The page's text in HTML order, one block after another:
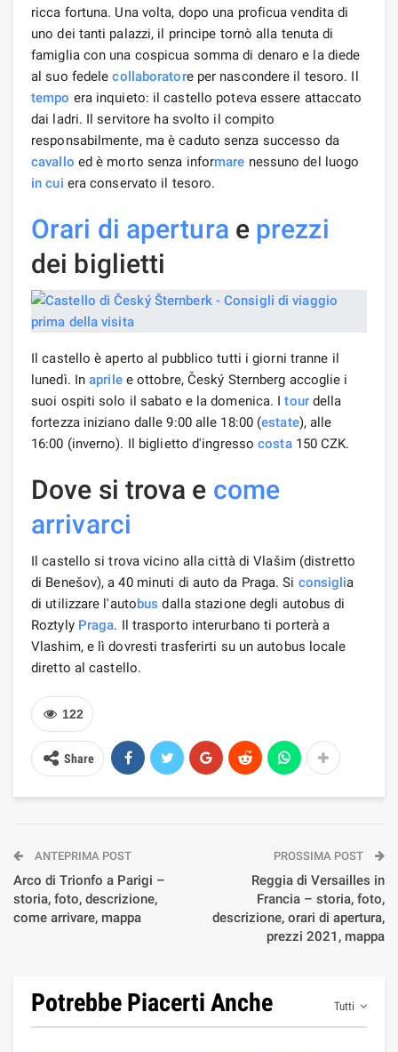
ricca fortuna. Una volta, dopo una proficua vendita di
uno dei tanti palazzi, il principe tornò alla tenuta di
famiglia con una cospicua somma di denaro e la diede
al suo fedelecollaboratore per nascondere il tesoro. Il
tempo era inquieto: il castello poteva essere attaccato
dai ladri. Il servitore ha svolto il compito
responsabilmente, ma è caduto senza successo da
cavallo ed è morto senza informare nessuno del luogo
in cui era conservato il tesoro.
Orari di apertura e prezzi
dei biglietti
Il castello è aperto al pubblico tutti i giorni tranne il
lunedì. Inaprilee ottobre, Český Sternberg accoglie i
suoi ospiti solo il sabato e la domenica. Itourdella
fortezza iniziano dalle 9:00 alle 18:00 (estate), alle
16:00 (inverno). Il biglietto d'ingressocosta150 CZK.
Dove si trova e come
arrivarci
Il castello si trova vicino alla città di Vlašim (distretto
di Benešov), a 40 minuti di auto da Praga. Si consiglia
di utilizzare l'autobus dalla stazione degli autobus di
Roztyly Praga. Il trasporto interurbano ti porterà a
Vlashim, e lì dovresti trasferirti su un autobus locale
diretto al castello.
122
Share
ANTEPRIMA POST
Arco di Trionfo a Parigi –
storia, foto, descrizione,
come arrivare, mappa
PROSSIMA POST
Reggia di Versailles in
Francia – storia, foto,
descrizione, orari di apertura,
prezzi 2021, mappa
Tutti
Potrebbe Piacerti Anche